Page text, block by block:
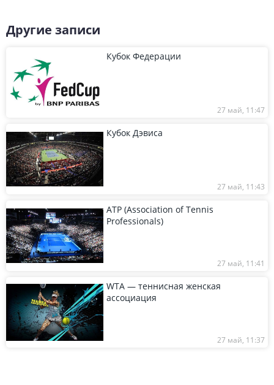
Другие записи
Кубок Федерации
27 май, 11:47
Кубок Дэвиса
27 май, 11:43
ATP (Association of Tennis
Professionals)
27 май, 11:41
WTA — теннисная женская
ассоциация
27 май, 11:37